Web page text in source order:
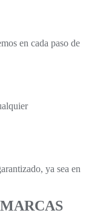
en cada paso de
ya sea en